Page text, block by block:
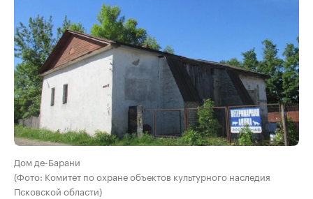
Дом де-Барани
(Фото: Комитет по охране объектов культурного наследия
Псковской области)